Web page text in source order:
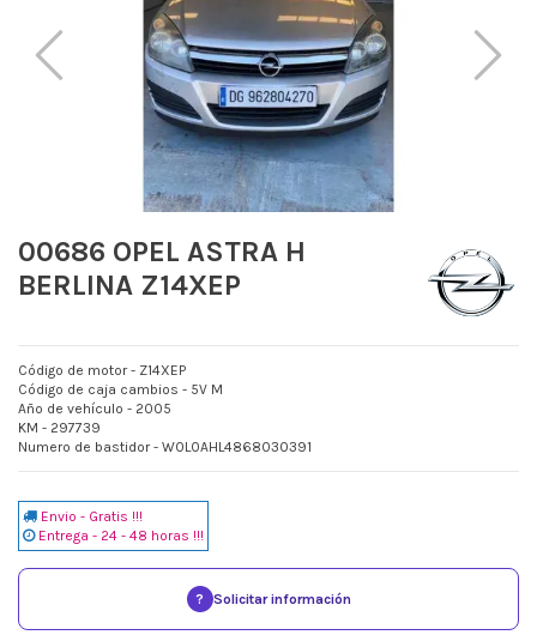
00686 OPEL ASTRA H
BERLINA Z14XEP
Código de motor - Z14XEP
Código de caja cambios - 5V M
Año de vehículo - 2005
KM - 297739
Numero de bastidor - W0L0AHL4868030391
Envio - Gratis !!!
Entrega - 24 - 48 horas !!!
? Solicitar información